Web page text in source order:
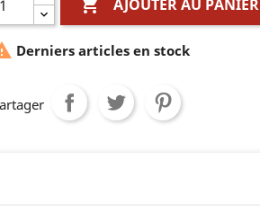
 AJOUTER AU PANIER
Derniers articles en stock